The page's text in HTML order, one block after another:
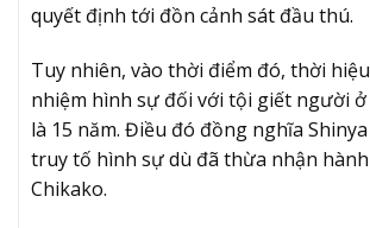
quyết định tới đồn cảnh sát đầu thú.
Tuy nhiên, vào thời điểm đó, thời
nhiệm hình sự đối với tội giết người
là 15 năm. Điều đó đồng nghĩa
truy tố hình sự dù đã thừa nhận
Chikako.